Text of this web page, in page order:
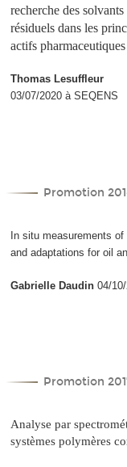
recherche des solvants
résiduels dans les
actifs pharmaceutiques
Thomas Lesuffleur
03/07/2020 à SEQENS
Promotion
In situ measurements
and adaptations for oil
Gabrielle Daudin 04/
Promotion
Analyse par
systèmes polymères